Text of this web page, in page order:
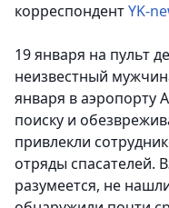
корреспондентYK-
19 января на пульт
неизвестный
января в аэропорту
поиску и
привлекли
отряды спасателей.
разумеется, не